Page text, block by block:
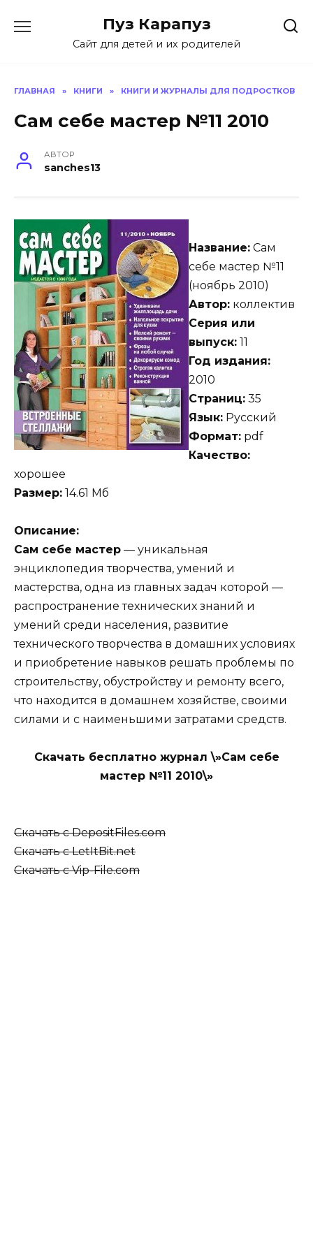
Пуз Карапуз
Сайт для детей и их родителей
ГЛАВНАЯ » КНИГИ » КНИГИ И ЖУРНАЛЫ ДЛЯ ПОДРОСТКОВ
Сам себе мастер №11 2010
АВТОР
sanches13
Название: Сам
себе мастер №11
(ноябрь 2010)
Автор: коллектив
Серия или
выпуск: 11
Год издания:
2010
Страниц: 35
Язык: Русский
Формат: pdf
Качество:
хорошее
Размер: 14.61 Мб
Описание:
Сам себе мастер — уникальная
энциклопедия творчества, умений и
мастерства, одна из главных задач которой —
распространение технических знаний и
умений среди населения, развитие
технического творчества в домашних условиях
и приобретение навыков решать проблемы по
строительству, обустройству и ремонту всего,
что находится в домашнем хозяйстве, своими
силами и с наименьшими затратами средств.
Скачать бесплатно журнал \»Сам себе
мастер №11 2010\»
Скачать с DepositFiles.com
Скачать с LetItBit.net
Скачать с Vip-File.com